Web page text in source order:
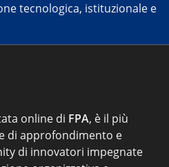
tecnologica, istituzionale e
online di FPA, è il più
di approfondimento e
di innovatori impegnate